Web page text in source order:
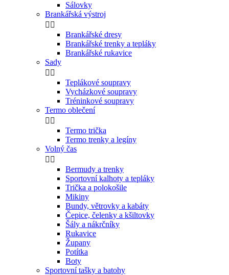
Sálovky
Brankářská výstroj
 
Brankářské dresy
Brankářské trenky a tepláky
Brankářské rukavice
Sady
 
Teplákové soupravy
Vycházkové soupravy
Tréninkové soupravy
Termo oblečení
 
Termo trička
Termo trenky a legíny
Volný čas
 
Bermudy a trenky
Sportovní kalhoty a tepláky
Trička a polokošile
Mikiny
Bundy, větrovky a kabáty
Čepice, čelenky a kšiltovky
Šály a nákrčníky
Rukavice
Župany
Potítka
Boty
Sportovní tašky a batohy